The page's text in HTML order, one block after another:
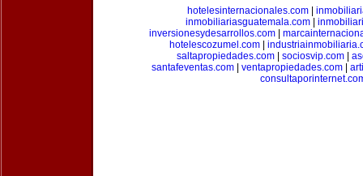
hotelesinternacionales.com|
inmobiliariasguatemala.com
inversionesydesarrollos.com|
hotelescozumel.com
saltapropiedades.com| sociosvip.com|
santafeventas.com| ventapropiedades.com|